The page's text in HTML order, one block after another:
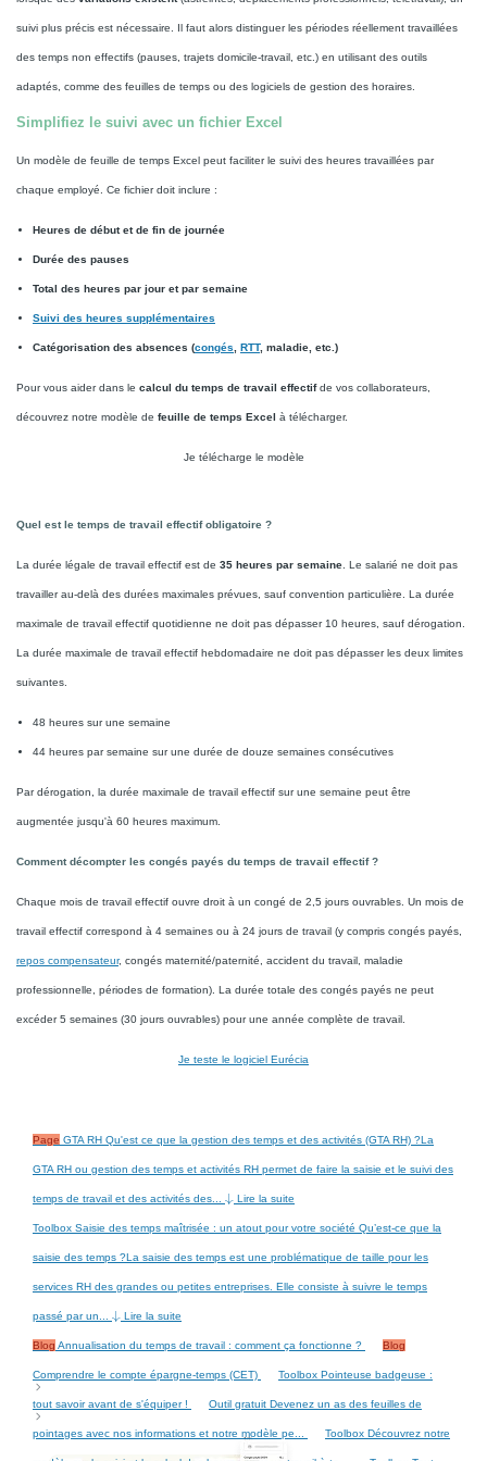
suivi plus précis est nécessaire. Il faut alors distinguer les périodes réellement travaillées
des temps non effectifs (pauses, trajets domicile-travail, etc.) en utilisant des outils
adaptés, comme des feuilles de temps ou des logiciels de gestion des horaires.
Simplifiez le suivi avec un fichier Excel
Un modèle de feuille de temps Excel peut faciliter le suivi des heures travaillées par
chaque employé. Ce fichier doit inclure :
Heures de début et de fin de journée
Durée des pauses
Total des heures par jour et par semaine
Suivi des heures supplémentaires
Catégorisation des absences (congés RTT, maladie, etc.)
Pour vous aider dans le calcul du temps de travail effectifde vos collaborateurs,
découvrez notre modèle de feuille de temps Excel à télécharger.
Je télécharge le modèle
Quel est le temps de travail effectif obligatoire ?
La durée légale de travail effectif est de 35 heures par semaine . Le salarié ne doit pas
travailler au-delà des durées maximales prévues, sauf convention particulière. La durée
maximale de travail effectif quotidienne ne doit pas dépasser 10 heures, sauf dérogation.
La durée maximale de travail effectif hebdomadaire ne doit pas dépasser les deux limites
suivantes.
48 heures sur une semaine
44 heures par semaine sur une durée de douze semaines consécutives
Par dérogation, la durée maximale de travail effectif sur une semaine peut être
augmentée jusqu'à 60 heures maximum.
Comment décompter les congés payés du temps de travail effectif ?
Chaque mois de travail effectif ouvre droit à un congé de 2,5 jours ouvrables. Un mois de
travail effectif correspond à 4 semaines ou à 24 jours de travail (y compris congés payés,
repos compensateur, congés maternité/paternité, accident du travail, maladie
professionnelle, périodes de formation). La durée totale des congés payés ne peut
excéder 5 semaines (30 jours ouvrables) pour une année complète de travail.
Je teste le logiciel Eurécia
Page GTA RH Qu'est ce que la gestion des temps et des activités (GTA RH) ?La
GTA RH ou gestion des temps et activités RH permet de faire la saisie et le suivi des
temps de travail et des activités des... Lire la suite
Toolbox Saisie des temps maîtrisée : un atout pour votre société Qu’est-ce que la
saisie des temps ?La saisie des temps est une problématique de taille pour les
services RH des grandes ou petites entreprises. Elle consiste à suivre le temps
passé par un... Lire la suite
Blog Annualisation du temps de travail : comment ça fonctionne ? Blog
Comprendre le compte épargne-temps (CET) Toolbox Pointeuse badgeuse :
tout savoir avant de s'équiper ! Outil gratuit Devenez un as des feuilles de
pointages avec nos informations et notre modèle pe... Toolbox Découvrez notre